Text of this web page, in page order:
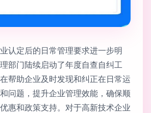
认定后的日常管理要求进一步明
部门陆续启动了年度自查自纠工
帮助企业及时发现和纠正在日常运
问题，提升企业管理效能，确保顺
惠和政策支持。对于高新技术企业